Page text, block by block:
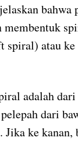
bahwa
membentuk
spiral) atau
adalah
dari
ke kanan,